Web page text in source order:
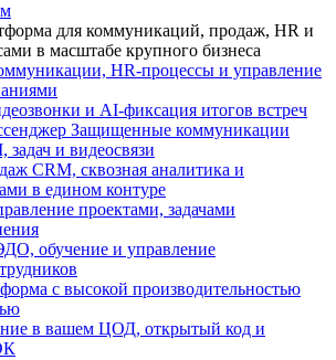
для коммуникаций, продаж, HR и
в масштабе крупного бизнеса
HR-процессы и управление
и AI-фиксация итогов встреч
Защищенные коммуникации
задач и видеосвязи
CRM, сквозная аналитика и
в едином контуре
проектами, задачами
обучение и управление
с высокой производительностью
в вашем ЦОД, открытый код и